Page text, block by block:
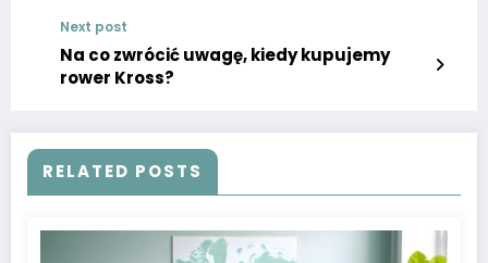
Next post
Na co zwrócić uwagę, kiedy kupujemy
rower Kross?
RELATED POSTS